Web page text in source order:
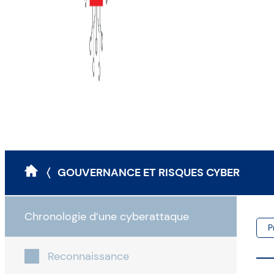
〈 GOUVERNANCE ET RISQUES CYBER
Chronologie d’une cyberattaque
Reconnaissance